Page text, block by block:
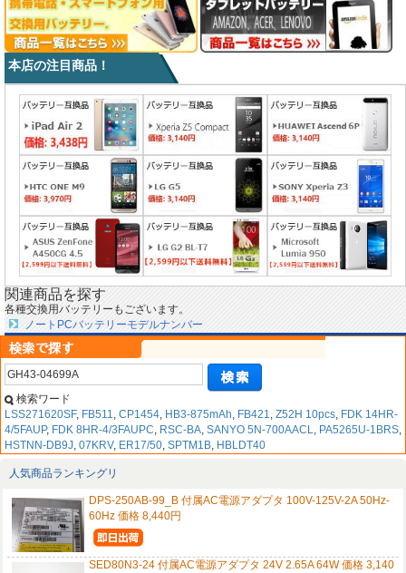
本店の注目商品！
関連商品を探す
各種交換用バッテリーもございます。
ノートPCバッテリーモデルナンバー
検索ワード
LSS271620SF, FB511, CP1454, HB3-875mAh, FB421, Z52H 10pcs, FDK 14HR-
4/5FAUP, FDK 8HR-4/3FAUPC, RSC-BA, SANYO 5N-700AACL, PA5265U-1BRS,
HSTNN-DB9J, 07KRV, ER17/50, SPTM1B, HBLDT40
人気商品ランキングリ
DPS-250AB-99_B 付属AC電源アダプタ 100V-125V-2A 50Hz-
60Hz 価格 8,440円
SED80N3-24 付属AC電源アダプタ 24V 2.65A 64W 価格 3,140